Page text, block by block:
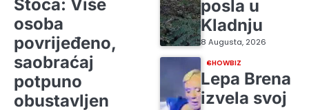
Stoca: Više
osoba
povrijeđeno,
saobraćaj
potpuno
obustavljen
posla u
Kladnju
8 Augusta, 2026
SHOWBIZ
Lepa Brena
izvela svoj